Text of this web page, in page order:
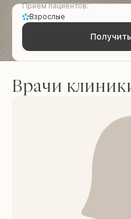
Приём пациентов:
Взрослые
Врачи